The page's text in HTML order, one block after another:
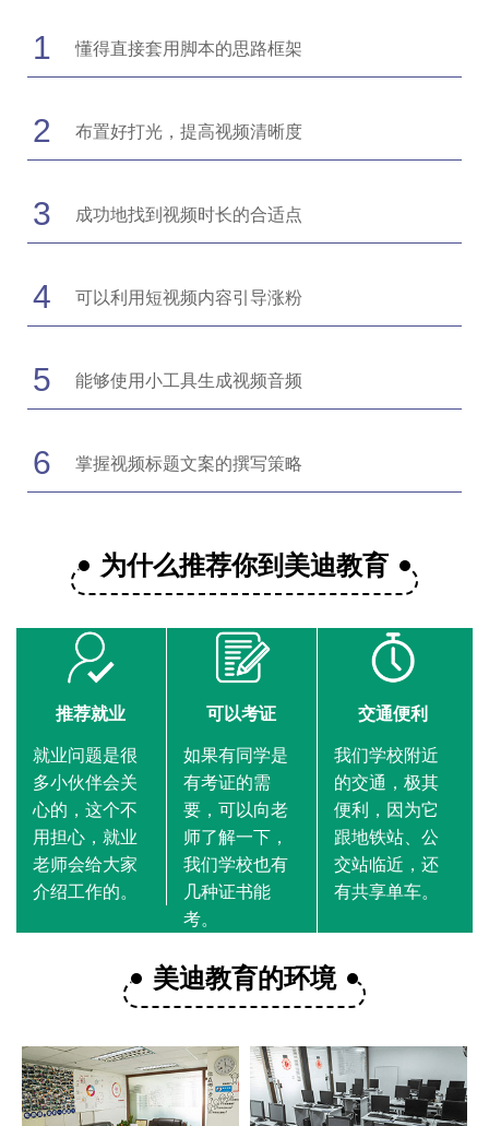
1 懂得直接套用脚本的思路框架
2 布置好打光，提高视频清晰度
3 成功地找到视频时长的合适点
4 可以利用短视频内容引导涨粉
5 能够使用小工具生成视频音频
6 掌握视频标题文案的撰写策略
为什么推荐你到美迪教育
推荐就业
就业问题是很
多小伙伴会关
心的，这个不
用担心，就业
老师会给大家
介绍工作的。
可以考证
如果有同学是
有考证的需
要，可以向老
师了解一下，
我们学校也有
几种证书能
考。
交通便利
我们学校附近
的交通，极其
便利，因为它
跟地铁站、公
交站临近，还
有共享单车。
美迪教育的环境